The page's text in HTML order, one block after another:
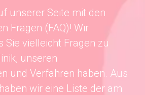
unserer Seite mit den
Fragen (FAQ)! Wir
Sie vielleicht Fragen zu
unseren
und Verfahren haben. Aus
wir eine Liste der am